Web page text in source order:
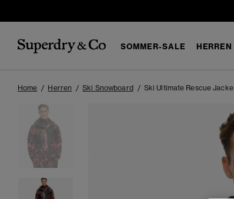
SOMMER-SALE HERREN
Home Herren Ski Snowboard Ski Ultimate Rescue Jacke